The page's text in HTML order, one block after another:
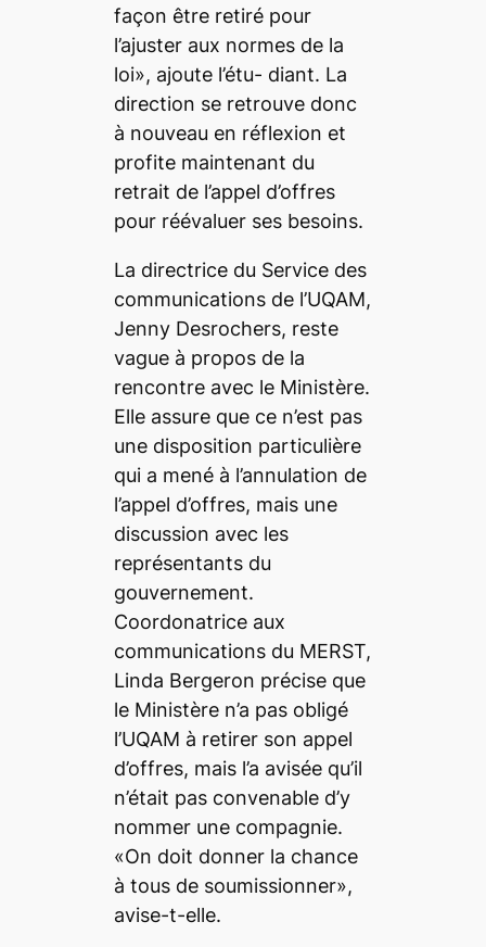
façon être retiré pour
l’ajuster aux normes de la
loi», ajoute l’étu- diant. La
direction se retrouve donc
à nouveau en réflexion et
profite maintenant du
retrait de l’appel d’offres
pour réévaluer ses besoins.
La directrice du Service des
communications de l’UQAM,
Jenny Desrochers, reste
vague à propos de la
rencontre avec le Ministère.
Elle assure que ce n’est pas
une disposition particulière
qui a mené à l’annulation de
l’appel d’offres, mais une
discussion avec les
représentants du
gouvernement.
Coordonatrice aux
communications du MERST,
Linda Bergeron précise que
le Ministère n’a pas obligé
l’UQAM à retirer son appel
d’offres, mais l’a avisée qu’il
n’était pas convenable d’y
nommer une compagnie.
«On doit donner la chance
à tous de soumissionner»,
avise-t-elle.